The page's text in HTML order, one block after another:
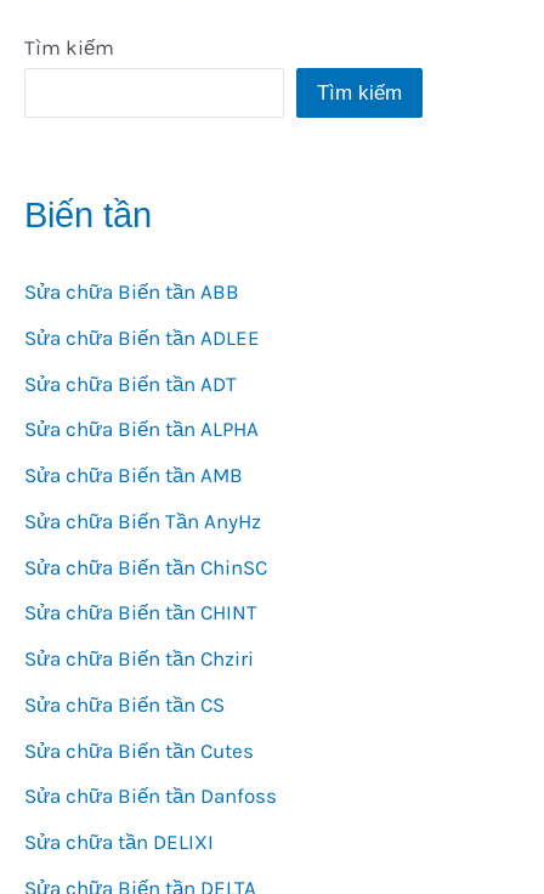
Tìm kiếm
Tìm kiếm
Biến tần
Sửa chữa Biến tần ABB
Sửa chữa Biến tần ADLEE
Sửa chữa Biến tần ADT
Sửa chữa Biến tần ALPHA
Sửa chữa Biến tần AMB
Sửa chữa Biến Tần AnyHz
Sửa chữa Biến tần ChinSC
Sửa chữa Biến tần CHINT
Sửa chữa Biến tần Chziri
Sửa chữa Biến tần CS
Sửa chữa Biến tần Cutes
Sửa chữa Biến tần Danfoss
Sửa chữa tần DELIXI
Sửa chữa Biến tần DELTA